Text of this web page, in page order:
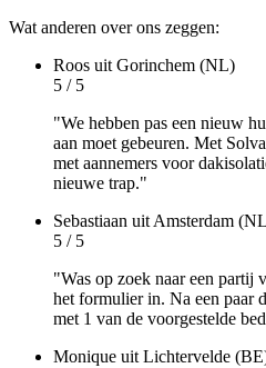
Wat anderen over ons zeggen:
Roos uit Gorinchem (NL)
5 / 5
"We hebben pas een nieuw
aan moet gebeuren. Met
met aannemers voor
nieuwe trap."
Sebastiaan uit Amsterdam
5 / 5
"Was op zoek naar een partij
het formulier in. Na een paar
met 1 van de voorgestelde
Monique uit Lichtervelde